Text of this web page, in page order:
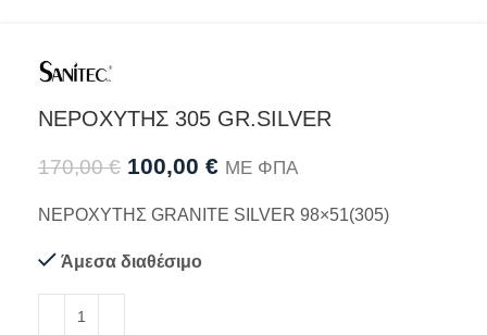
ΝΕΡΟΧΥΤΗΣ 305 GR.SILVER
170,00€ 100,00 € ΜΕ ΦΠΑ
ΝΕΡΟΧΥΤΗΣ GRANITE SILVER 98×51(305)
Άμεσα διαθέσιμο